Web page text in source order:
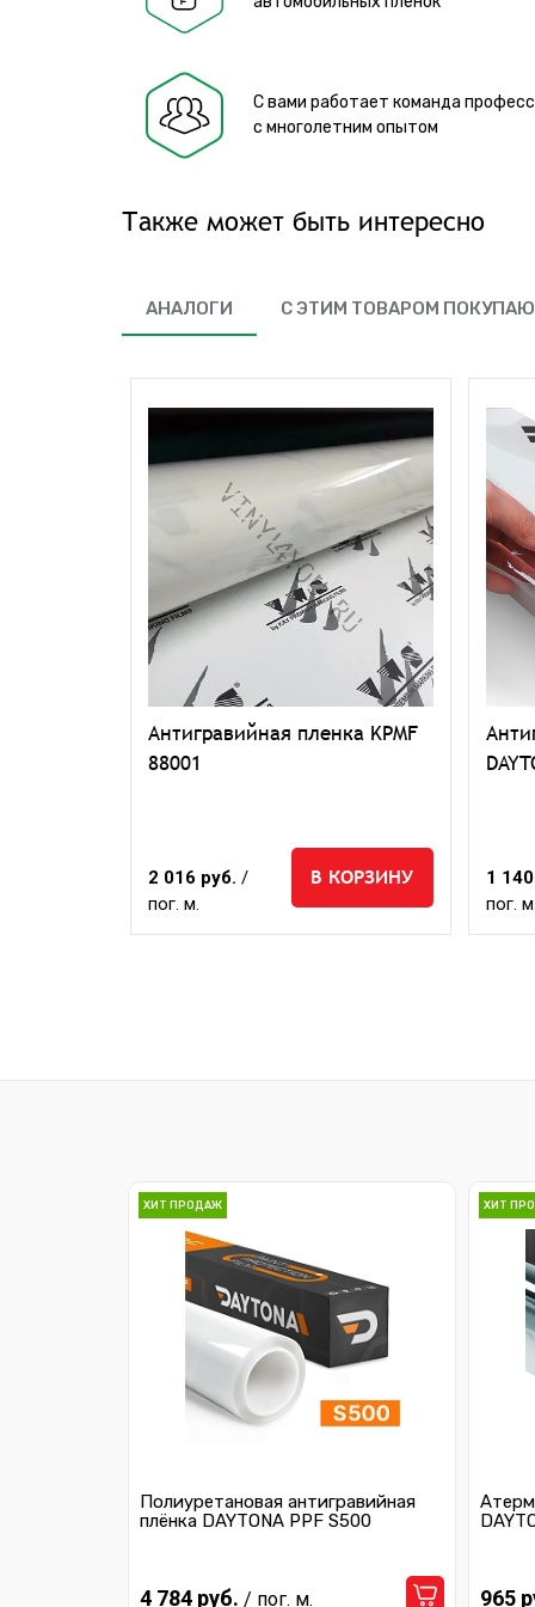
С вами работает команда
с многолетним опытом
Также может быть интересно
АНАЛОГИ С ЭТИМ ТОВАРОМ
Антигравийная пленка KPMF
88001
2 016 руб. /
пог. м.
В КОРЗИНУ
1
пог.
ХИТ ПРОДАЖ
Полиуретановая антигравийная
плёнка DAYTONA PPF S500
4 784 руб. / пог. м.
ХИТ
965